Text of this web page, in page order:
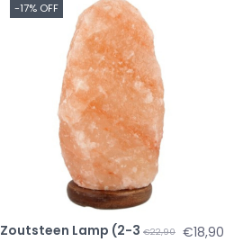
-17% OFF
Zoutsteen Lamp (2-3 €22,90 €18,90